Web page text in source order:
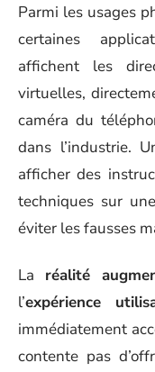
Parmi les usages
certaines
affichent les
virtuelles,
caméra du
dans l’industrie.
afficher des
techniques sur
éviter les fausses
La réalité
l’expérience
immédiatement
contente pas